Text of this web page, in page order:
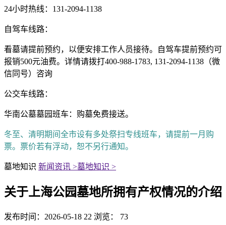
24小时热线：131-2094-1138
自驾车线路：
看墓请提前预约，以便安排工作人员接待。自驾车提前预约可
报销500元油费。详情请拨打400-988-1783, 131-2094-1138（微
信同号）咨询
公交车线路：
华南公墓墓园班车：购墓免费接送。
冬至、清明期间全市设有多处祭扫专线班车，请提前一月购
票。票价若有浮动，恕不另行通知。
墓地知识 新闻资讯 >墓地知识 >
关于上海公园墓地所拥有产权情况的介绍
发布时间：2026-05-18 22 浏览： 73